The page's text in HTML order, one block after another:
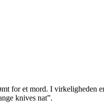
for et mord. I virkeligheden
knives nat”.